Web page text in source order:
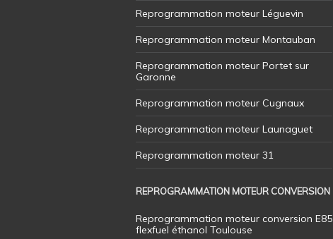
Reprogrammation moteur Léguevin
Reprogrammation moteur Montauban
Reprogrammation moteur Portet sur
Garonne
Reprogrammation moteur Cugnaux
Reprogrammation moteur Launaguet
Reprogrammation moteur 31
REPROGRAMMATION MOTEUR CONVERSION
Reprogrammation moteur conversion E85
flexfuel éthanol Toulouse